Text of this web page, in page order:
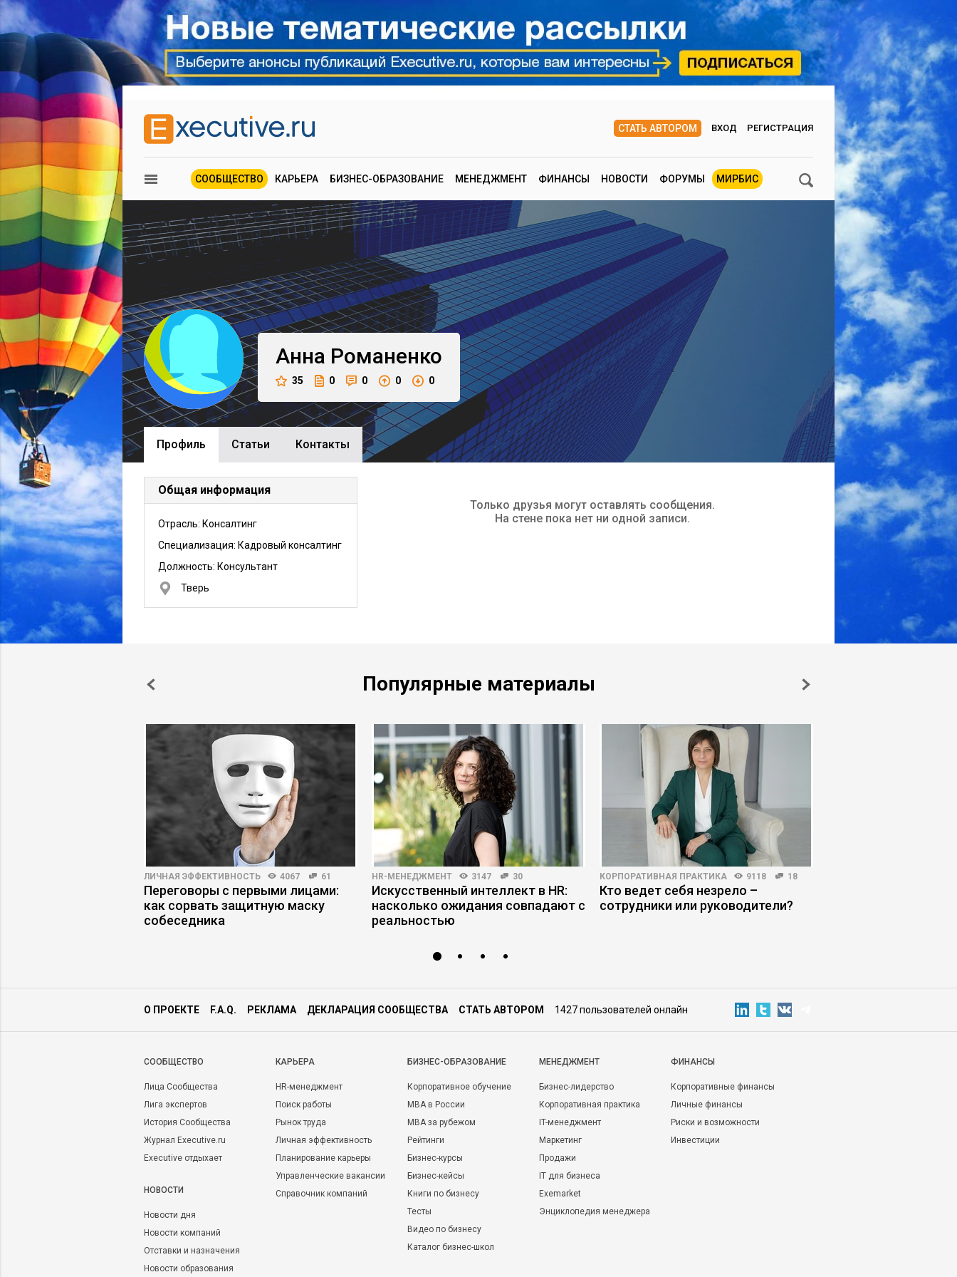
СТАТЬ АВТОРОМ ВХОД РЕГИСТРАЦИЯ
СООБЩЕСТВО КАРЬЕРА БИЗНЕС-ОБРАЗОВАНИЕ МЕНЕДЖМЕНТ ФИНАНСЫ НОВОСТИ ФОРУМЫ МИРБИС
Анна Романенко
35 0 0 0 0
Профиль Cтатьи Контакты
Общая информация
Отрасль: Консалтинг
Специализация: Кадровый консалтинг
Должность: Консультант
Тверь
Только друзья могут оставлять сообщения.
На стене пока нет ни одной записи.
Популярные материалы
ЛИЧНАЯ ЭФФЕКТИВНОСТЬ 4067 61
Переговоры с первыми лицами:
как сорвать защитную маску
собеседника
HR-МЕНЕДЖМЕНТ 3147 30
Искусственный интеллект в HR:
насколько ожидания совпадают с
реальностью
КОРПОРАТИВНАЯ ПРАКТИКА 9118 18
Кто ведет себя незрело –
сотрудники или руководители?
О ПРОЕКТЕ F.A.Q. РЕКЛАМА ДЕКЛАРАЦИЯ СООБЩЕСТВА СТАТЬ АВТОРОМ 1427 пользователей онлайн
CООБЩЕСТВО
Лица Сообщества
Лига экспертов
История Сообщества
Журнал Executive.ru
Executive отдыхает
НОВОСТИ
Новости дня
Новости компаний
Отставки и назначения
Новости образования
КАРЬЕРА
HR-менеджмент
Поиск работы
Рынок труда
Личная эффективность
Планирование карьеры
Управленческие вакансии
Справочник компаний
БИЗНЕС-ОБРАЗОВАНИЕ
Корпоративное обучение
MBA в России
MBA за рубежом
Рейтинги
Бизнес-курсы
Бизнес-кейсы
Книги по бизнесу
Тесты
Видео по бизнесу
Каталог бизнес-школ
МЕНЕДЖМЕНТ
Бизнес-лидерство
Корпоративная практика
IT-менеджмент
Маркетинг
Продажи
IT для бизнеса
Exemarket
Энциклопедия менеджера
ФИНАНСЫ
Корпоративные финансы
Личные финансы
Риски и возможности
Инвестиции